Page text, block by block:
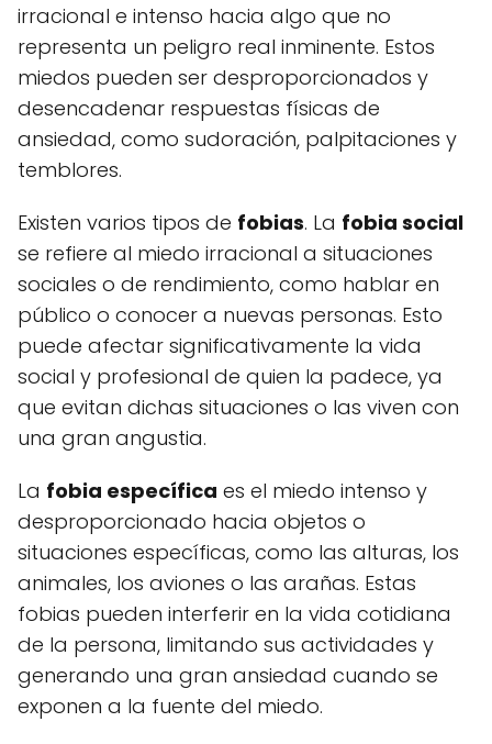
irracional e intenso hacia algo que no
representa un peligro real inminente. Estos
miedos pueden ser desproporcionados y
desencadenar respuestas físicas de
ansiedad, como sudoración, palpitaciones y
temblores.
Existen varios tipos de fobias. La fobia social
se refiere al miedo irracional a situaciones
sociales o de rendimiento, como hablar en
público o conocer a nuevas personas. Esto
puede afectar significativamente la vida
social y profesional de quien la padece, ya
que evitan dichas situaciones o las viven con
una gran angustia.
La fobia específica es el miedo intenso y
desproporcionado hacia objetos o
situaciones específicas, como las alturas, los
animales, los aviones o las arañas. Estas
fobias pueden interferir en la vida cotidiana
de la persona, limitando sus actividades y
generando una gran ansiedad cuando se
exponen a la fuente del miedo.